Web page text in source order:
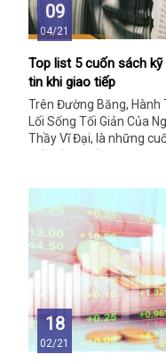
09
04/21
Top list 5 cuốn sách
tin khi giao tiếp
Trên Đường Băng, Hành
Lối Sống Tối Giản Của
Thầy Vĩ Đại, là những
nào, hãy cùng theo dõi
18
02/21